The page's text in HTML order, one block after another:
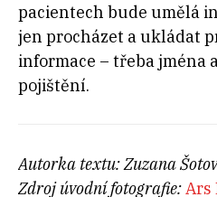
pacientech bude umělá
jen procházet a ukládat
informace – třeba jména
pojištění.
Autorka textu: Zuzana
Zdroj úvodní fotografie:Ars